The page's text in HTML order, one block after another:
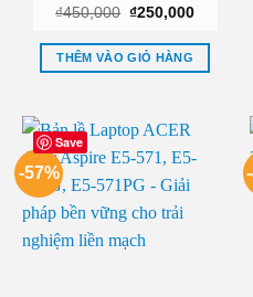
TPHCM
₫450,000 Giá
là:
₫450,000.
₫250,000Giá
tại
THÊM VÀO GIỎ HÀNG
Save
-57%